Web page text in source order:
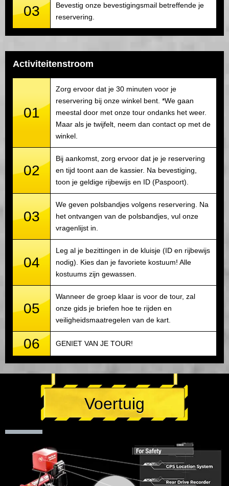
03
Bevestig onze bevestigingsmail betreffende je
reservering.
Activiteitenstroom
01
Zorg ervoor dat je 30 minuten voor je
reservering bij onze winkel bent. *We gaan
meestal door met onze tour ondanks het weer.
Maar als je twijfelt, neem dan contact op met de
winkel.
02
Bij aankomst, zorg ervoor dat je je reservering
en tijd toont aan de kassier. Na bevestiging,
toon je geldige rijbewijs en ID (Paspoort).
03
We geven polsbandjes volgens reservering. Na
het ontvangen van de polsbandjes, vul onze
vragenlijst in.
04
Leg al je bezittingen in de kluisje (ID en rijbewijs
nodig). Kies dan je favoriete kostuum! Alle
kostuums zijn gewassen.
05
Wanneer de groep klaar is voor de tour, zal
onze gids je briefen hoe te rijden en
veiligheidsmaatregelen van de kart.
06 GENIET VAN JE TOUR!
Voertuig